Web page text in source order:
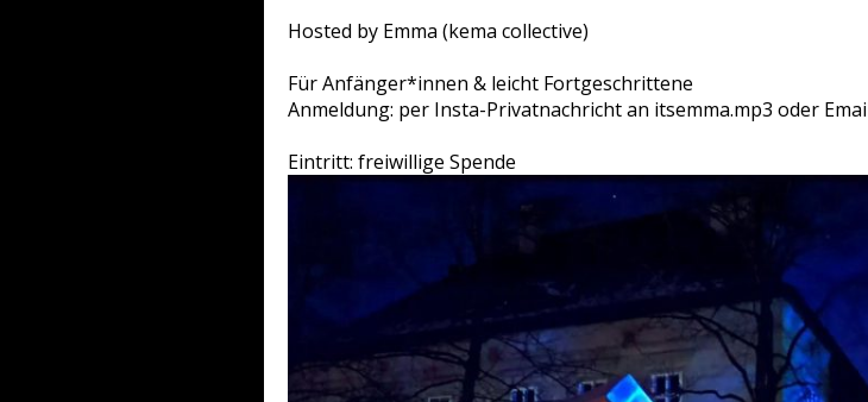
Hosted by Emma (kema collective)
Für Anfänger*innen & leicht Fortgeschrittene
Anmeldung: per Insta-Privatnachricht an itsemma.mp3 oder
Eintritt: freiwillige Spende